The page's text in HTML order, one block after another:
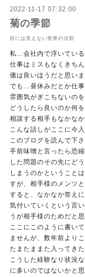
2022-11-17 07:32:00
菊の季節
目には見えない世界の法則
私…会社内で浮いている
仕事はミスもなくきち
価 は良いほうだと思いま
でも…昼休みだとか仕
雰 囲気がぎこちないの
どうしたら良いのか何
相談する相手もなかな
こんな話しがここに今
このブログを読んで下
手前味噌と言ったら恐
し た問題のその先にど
しま うのかということ
すが、 相手様のメンツ
すると、 なかなか答え
気付いてい くという言
うが相手様のためだと
ここにこのように書い
ま せんが、数年前より
たま たままた入ってき
こうした経験なり状況
に 多いのではないかと思